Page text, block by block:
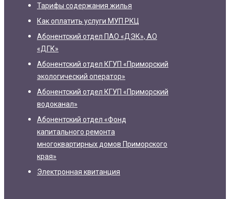
Тарифы содержания жилья
Как оплатить услуги МУП РКЦ
Абонентский отдел ПАО «ДЭК», АО
«ДГК»
Абонентский отдел КГУП «Приморский
экологический оператор»
Абонентский отдел КГУП «Приморский
водоканал»
Абонентский отдел «Фонд
капитального ремонта
многоквартирных домов Приморского
края»
Электронная квитанция